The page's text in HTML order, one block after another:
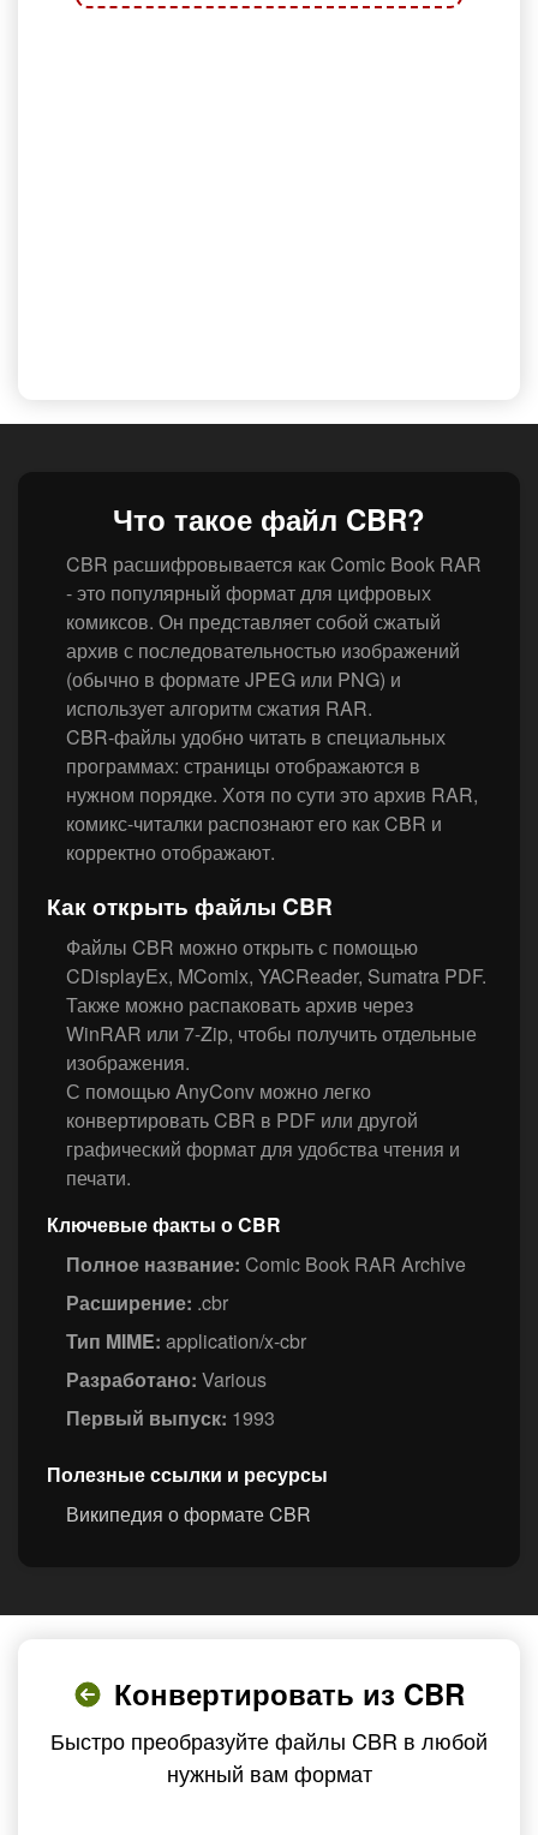
Что такое файл CBR?
CBR расшифровывается как Comic Book RAR
- это популярный формат для цифровых
комиксов. Он представляет собой сжатый
архив с последовательностью изображений
(обычно в формате JPEG или PNG) и
использует алгоритм сжатия RAR.
CBR-файлы удобно читать в специальных
программах: страницы отображаются в
нужном порядке. Хотя по сути это архив RAR,
комикс-читалки распознают его как CBR и
корректно отображают.
Как открыть файлы CBR
Файлы CBR можно открыть с помощью
CDisplayEx, MComix, YACReader, Sumatra PDF.
Также можно распаковать архив через
WinRAR или 7-Zip, чтобы получить отдельные
изображения.
С помощью AnyConv можно легко
конвертировать CBR в PDF или другой
графический формат для удобства чтения и
печати.
Ключевые факты о CBR
Полное название: Comic Book RAR Archive
Расширение: .cbr
Тип MIME: application/x-cbr
Разработано: Various
Первый выпуск: 1993
Полезные ссылки и ресурсы
Википедия о формате CBR
Конвертировать из CBR
Быстро преобразуйте файлы CBR в любой
нужный вам формат